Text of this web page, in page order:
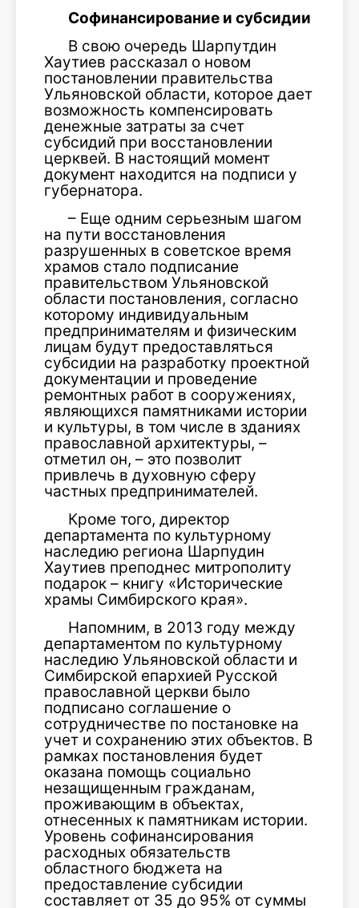
Софинансирование и субсидии
В свою очередь Шарпутдин
Хаутиев рассказал о новом
постановлении пра­вительства
Ульяновской области, кото­рое дает
возможность компенсировать
денежные затраты за счет
субсидий при восстановлении
церквей. В настоящий момент
документ находится на подписи у
губернатора.
– Еще одним серьезным шагом
на пути восстановления
разрушенных в со­ветское время
храмов стало подписание
правительством Ульяновской
области постановления, согласно
которому ин­дивидуальным
предпринимателям и фи­зическим
лицам будут предоставляться
субсидии на разработку проектной
доку­ментации и проведение
ремонтных работ в сооружениях,
являющихся памятниками истории
и культуры, в том числе в зданиях
православной архитектуры, –
отметил он, – это позволит
привлечь в духовную сферу
частных предпринимателей.
Кроме того, директор
департамента по культурному
наследию региона Шарпудин
Хаутиев преподнес митрополиту
подарок – книгу «Исторические
храмы Симбирско­го края».
Напомним, в 2013 году между
депар­таментом по культурному
наследию Ульяновской области и
Симбирской епар­хией Русской
православной церкви было
подписано соглашение о
сотрудничестве по постановке на
учет и сохранению этих объектов. В
рамках постановления будет
оказана помощь социально
незащищен­ным гражданам,
проживающим в объ­ектах,
отнесенных к памятникам истории.
Уровень софинансирования
расходных обязательств
областного бюджета на
предоставление субсидии
составляет от 35 до 95% от суммы